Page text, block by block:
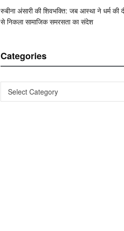
रुबीना अंसारी की शिवभक्ति: जब आस्था ने धर्म की
से निकला सामाजिक समरसता का संदेश
Categories
Categories
Select Category